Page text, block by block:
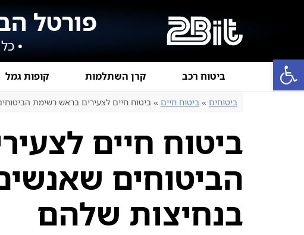
פתח סרגל נגישות
פורטל
•
ביטוח רכב קרן השתלמות קופות גמל
ביטוחים » ביטוח חיים » ביטוח חיים לצעירים בראש רשימת
ביטוח חיים
הביטוחים
בנחיצות שלהם